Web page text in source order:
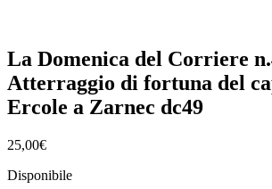
La Domenica del Corriere
Atterraggio di fortuna del
Ercole a Zarnec dc49
25,00€
Disponibile